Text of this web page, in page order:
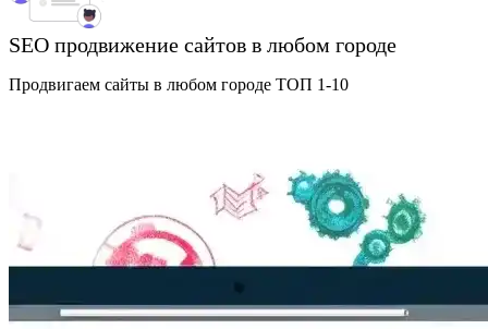
SEO продвижение сайтов в любом городе
Продвигаем сайты в любом городе ТОП 1-10